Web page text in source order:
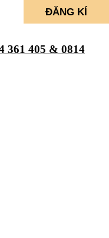
361 405 & 0814